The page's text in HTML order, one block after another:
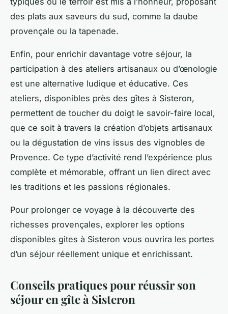
des plats aux saveurs du sud, comme la daube
provençale ou la tapenade.
Enfin, pour enrichir davantage votre séjour, la
participation à des ateliers artisanaux ou d’œnologie
est une alternative ludique et éducative. Ces
ateliers, disponibles près des gîtes à Sisteron,
permettent de toucher du doigt le savoir-faire local,
que ce soit à travers la création d’objets artisanaux
ou la dégustation de vins issus des vignobles de
Provence. Ce type d’activité rend l’expérience plus
complète et mémorable, offrant un lien direct avec
les traditions et les passions régionales.
Pour prolonger ce voyage à la découverte des
richesses provençales, explorer les options
disponibles gites à Sisteron vous ouvrira les portes
d’un séjour réellement unique et enrichissant.
Conseils pratiques pour réussir son
séjour en gîte à Sisteron